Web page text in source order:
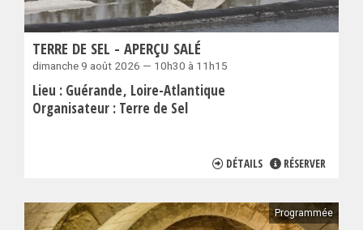
TERRE DE SEL - APERÇU SALÉ
dimanche 9 août 2026 — 10h30 à 11h15
Lieu : Guérande Loire-Atlantique
Organisateur : Terre de Sel
DÉTAILS RÉSERVER
Programmée